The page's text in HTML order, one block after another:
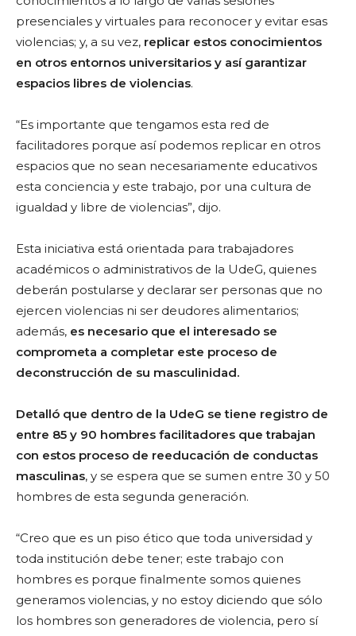
presenciales y virtuales para reconocer y evitar esas
violencias; y, a su vez, replicar estos conocimientos
en otros entornos universitarios y así garantizar
espacios libres de violencias.
“Es importante que tengamos esta red de
facilitadores porque así podemos replicar en otros
espacios que no sean necesariamente educativos
esta conciencia y este trabajo, por una cultura de
igualdad y libre de violencias”, dijo.
Esta iniciativa está orientada para trabajadores
académicos o administrativos de la UdeG, quienes
deberán postularse y declarar ser personas que no
ejercen violencias ni ser deudores alimentarios;
además, es necesario que el interesado se
comprometa a completar este proceso de
deconstrucción de su masculinidad.
Detalló que dentro de la UdeG se tiene registro de
entre 85 y 90 hombres facilitadores que trabajan
con estos proceso de reeducación de conductas
masculinas, y se espera que se sumen entre 30 y 50
hombres de esta segunda generación.
“Creo que es un piso ético que toda universidad y
toda institución debe tener; este trabajo con
hombres es porque finalmente somos quienes
generamos violencias, y no estoy diciendo que sólo
los hombres son generadores de violencia, pero sí